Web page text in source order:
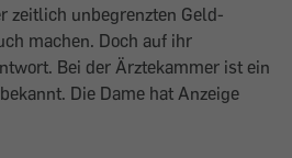
zeitlich unbegrenzten Geld-
machen. Doch auf ihr
Bei der Ärztekammer ist ein
Die Dame hat Anzeige